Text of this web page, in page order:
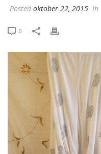
Posted oktober 22, 2015 In
0